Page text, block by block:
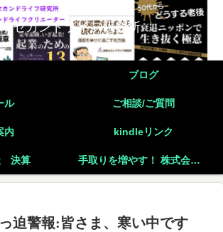
セカンドライフ研究所
ブログ
ル ご相談/ご質問
内 kindleリンク
決算 手取りを増やす！ 株式会社と個人事業主の二刀流起業の実践
迫警報:皆さま、寒い中です